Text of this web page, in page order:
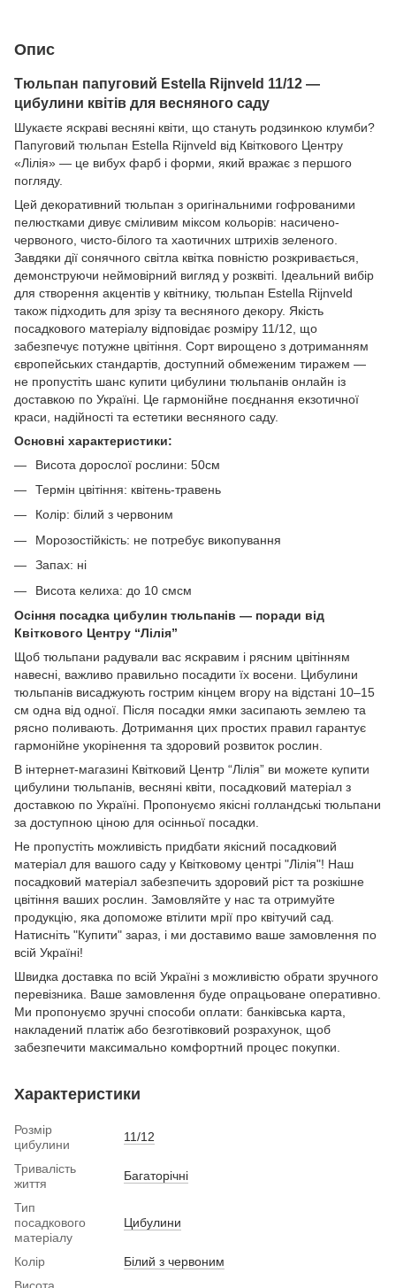
Опис
Тюльпан папуговий Estella Rijnveld 11/12 —
цибулини квітів для весняного саду
Шукаєте яскраві весняні квіти, що стануть родзинкою клумби?
Папуговий тюльпан Estella Rijnveld від Квіткового Центру
«Лілія» — це вибух фарб і форми, який вражає з першого
погляду.
Цей декоративний тюльпан з оригінальними гофрованими
пелюстками дивує сміливим міксом кольорів: насичено-
червоного, чисто-білого та хаотичних штрихів зеленого.
Завдяки дії сонячного світла квітка повністю розкривається,
демонструючи неймовірний вигляд у розквіті. Ідеальний вибір
для створення акцентів у квітнику, тюльпан Estella Rijnveld
також підходить для зрізу та весняного декору. Якість
посадкового матеріалу відповідає розміру 11/12, що
забезпечує потужне цвітіння. Сорт вирощено з дотриманням
європейських стандартів, доступний обмеженим тиражем —
не пропустіть шанс купити цибулини тюльпанів онлайн із
доставкою по Україні. Це гармонійне поєднання екзотичної
краси, надійності та естетики весняного саду.
Основні характеристики:
Висота дорослої рослини: 50см
Термін цвітіння: квітень-травень
Колір: білий з червоним
Морозостійкість: не потребує викопування
Запах: ні
Висота келиха: до 10 смсм
Осіння посадка цибулин тюльпанів — поради від
Квіткового Центру “Лілія”
Щоб тюльпани радували вас яскравим і рясним цвітінням
навесні, важливо правильно посадити їх восени. Цибулини
тюльпанів висаджують гострим кінцем вгору на відстані 10–15
см одна від одної. Після посадки ямки засипають землею та
рясно поливають. Дотримання цих простих правил гарантує
гармонійне укорінення та здоровий розвиток рослин.
В інтернет-магазині Квітковий Центр “Лілія” ви можете купити
цибулини тюльпанів, весняні квіти, посадковий матеріал з
доставкою по Україні. Пропонуємо якісні голландські тюльпани
за доступною ціною для осінньої посадки.
Не пропустіть можливість придбати якісний посадковий
матеріал для вашого саду у Квітковому центрі "Лілія"! Наш
посадковий матеріал забезпечить здоровий ріст та розкішне
цвітіння ваших рослин. Замовляйте у нас та отримуйте
продукцію, яка допоможе втілити мрії про квітучий сад.
Натисніть "Купити" зараз, і ми доставимо ваше замовлення по
всій Україні!
Швидка доставка по всій Україні з можливістю обрати зручного
перевізника. Ваше замовлення буде опрацьоване оперативно.
Ми пропонуємо зручні способи оплати: банківська карта,
накладений платіж або безготівковий розрахунок, щоб
забезпечити максимально комфортний процес покупки.
Характеристики
Розмір
цибулини
11/12
Тривалість
життя
Багаторічні
Тип
посадкового
матеріалу
Цибулини
Колір
Білий з червоним